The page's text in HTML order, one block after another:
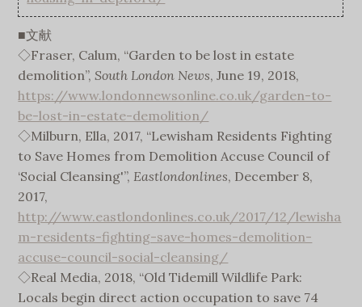
■文献
◇Fraser, Calum, “Garden to be lost in estate
demolition”,South London News, June 19, 2018,
https://www.londonnewsonline.co.uk/garden-to-
be-lost-in-estate-demolition/
◇Milburn, Ella, 2017, “Lewisham Residents Fighting
to Save Homes from Demolition Accuse Council of
‘Social Cleansing'”,Eastlondonlines, December 8,
2017,
http://www.eastlondonlines.co.uk/2017/12/lewisha
m-residents-fighting-save-homes-demolition-
accuse-council-social-cleansing/
◇Real Media, 2018, “Old Tidemill Wildlife Park:
Locals begin direct action occupation to save 74